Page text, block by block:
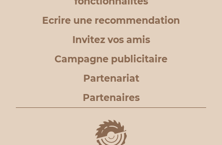
Ecrire une recommendation
Invitez vos amis
Campagne publicitaire
Partenariat
Partenaires